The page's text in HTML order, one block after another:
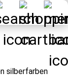
silberfarben